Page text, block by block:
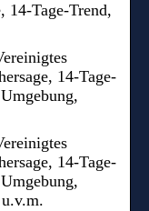
14-Tage-Trend,
14-Tage-
14-Tage-